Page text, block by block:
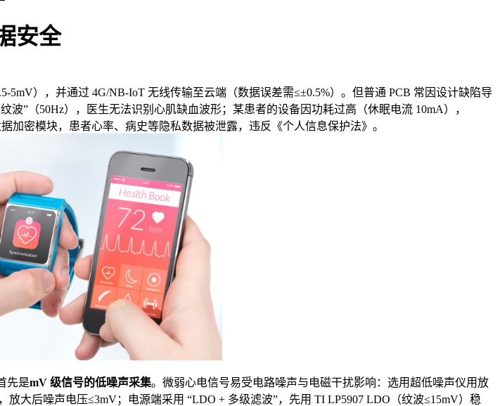
安全
），并通过 4G/NB-IoT 无线传输至云端（数据误差需≤±0.5%）。但普通 PCB 常因设计缺陷导
”（50Hz），医生无法识别心肌缺血波形；某患者的设备因功耗过高（休眠电流 10mA），
加密模块，患者心率、病史等隐私数据被泄露，违反《个人信息保护法》。
先是mV 级信号的低噪声采集。微弱心电信号易受电路噪声与电磁干扰影响：选用超低噪声仪用放
大后噪声电压≤3mV；电源端采用 “LDO + 多级滤波”，先用 TI LP5907 LDO（纹波≤15mV）稳